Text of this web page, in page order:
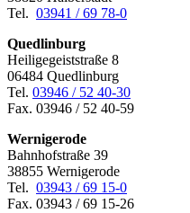
Tel. 03941 / 69 78-0
Quedlinburg
Heiligegeiststraße 8
06484 Quedlinburg
Tel. 03946 / 52 40-30
Fax. 03946 / 52 40-59
Wernigerode
Bahnhofstraße 39
38855 Wernigerode
Tel. 03943 / 69 15-0
Fax. 03943 / 69 15-26